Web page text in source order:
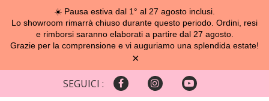
☀️ Pausa estiva dal 1° al 27 agosto inclusi.
Lo showroom rimarrà chiuso durante questo periodo. Ordini, resi
e rimborsi saranno elaborati a partire dal 27 agosto.
Grazie per la comprensione e vi auguriamo una splendida estate!
×
SEGUICI :